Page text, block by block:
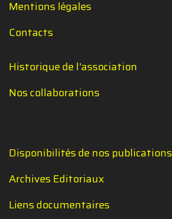
Mentions légales
Contacts
Historique de l'association
Nos collaborations
Disponibilités de nos publications
Archives Editoriaux
Liens documentaires